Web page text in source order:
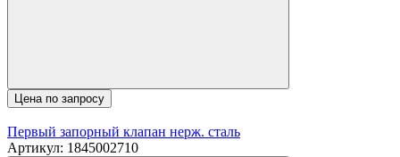
Цена по запросу
Первый запорный клапан нерж. сталь
Артикул: 1845002710